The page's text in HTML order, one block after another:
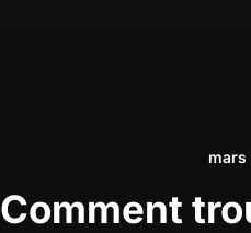
mars
Comment